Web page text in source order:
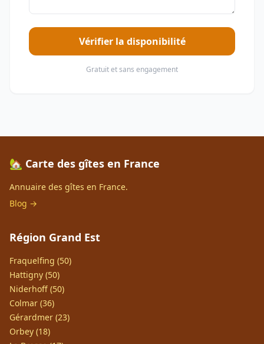
Vérifier la disponibilité
Gratuit et sans engagement
🏡 Carte des gîtes en France
Annuaire des gîtes en France.
Blog →
Région Grand Est
Fraquelfing (50)
Hattigny (50)
Niderhoff (50)
Colmar (36)
Gérardmer (23)
Orbey (18)